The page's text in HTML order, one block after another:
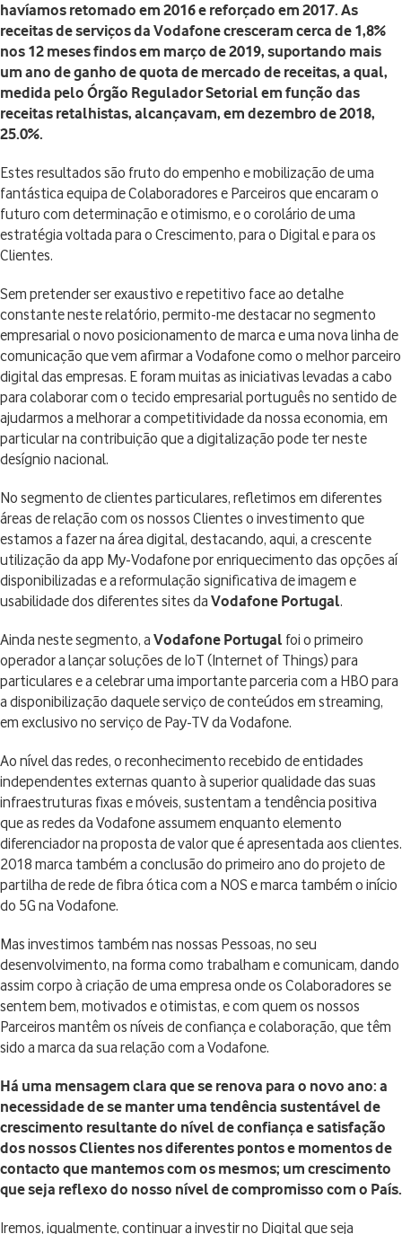
havíamos retomado em 2016 e reforçado em 2017. As
receitas de serviços da Vodafone cresceram cerca de 1,8%
nos 12 meses findos em março de 2019, suportando mais
um ano de ganho de quota de mercado de receitas, a qual,
medida pelo Órgão Regulador Setorial em função das
receitas retalhistas, alcançavam, em dezembro de 2018,
25.0%.
Estes resultados são fruto do empenho e mobilização de uma
fantástica equipa de Colaboradores e Parceiros que encaram o
futuro com determinação e otimismo, e o corolário de uma
estratégia voltada para o Crescimento, para o Digital e para os
Clientes.
Sem pretender ser exaustivo e repetitivo face ao detalhe
constante neste relatório, permito-me destacar no segmento
empresarial o novo posicionamento de marca e uma nova linha de
comunicação que vem afirmar a Vodafone como o melhor parceiro
digital das empresas. E foram muitas as iniciativas levadas a cabo
para colaborar com o tecido empresarial português no sentido de
ajudarmos a melhorar a competitividade da nossa economia, em
particular na contribuição que a digitalização pode ter neste
desígnio nacional.
No segmento de clientes particulares, refletimos em diferentes
áreas de relação com os nossos Clientes o investimento que
estamos a fazer na área digital, destacando, aqui, a crescente
utilização da app My-Vodafone por enriquecimento das opções aí
disponibilizadas e a reformulação significativa de imagem e
usabilidade dos diferentes sites da Vodafone Portugal.
Ainda neste segmento, a Vodafone Portugal foi o primeiro
operador a lançar soluções de IoT (Internet of Things) para
particulares e a celebrar uma importante parceria com a HBO para
a disponibilização daquele serviço de conteúdos em streaming,
em exclusivo no serviço de Pay-TV da Vodafone.
Ao nível das redes, o reconhecimento recebido de entidades
independentes externas quanto à superior qualidade das suas
infraestruturas fixas e móveis, sustentam a tendência positiva
que as redes da Vodafone assumem enquanto elemento
diferenciador na proposta de valor que é apresentada aos clientes.
2018 marca também a conclusão do primeiro ano do projeto de
partilha de rede de fibra ótica com a NOS e marca também o início
do 5G na Vodafone.
Mas investimos também nas nossas Pessoas, no seu
desenvolvimento, na forma como trabalham e comunicam, dando
assim corpo à criação de uma empresa onde os Colaboradores se
sentem bem, motivados e otimistas, e com quem os nossos
Parceiros mantêm os níveis de confiança e colaboração, que têm
sido a marca da sua relação com a Vodafone.
Há uma mensagem clara que se renova para o novo ano: a
necessidade de se manter uma tendência sustentável de
crescimento resultante do nível de confiança e satisfação
dos nossos Clientes nos diferentes pontos e momentos de
contacto que mantemos com os mesmos; um crescimento
que seja reflexo do nosso nível de compromisso com o País.
Iremos, igualmente, continuar a investir no Digital que seja